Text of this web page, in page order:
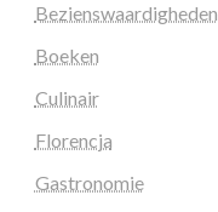
Bezienswaardigheden
Boeken
Culinair
Florencja
Gastronomie